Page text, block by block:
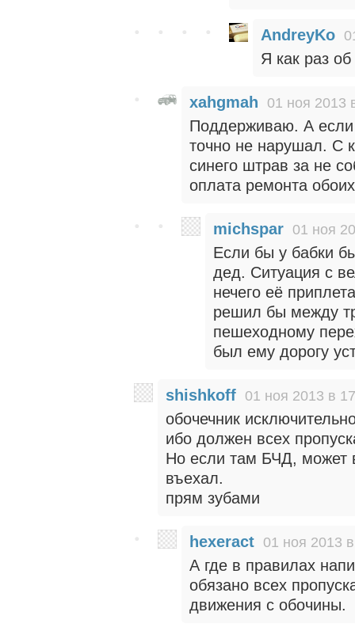
AndreyKo
Я как раз
xahgmah 01 ноя 2013
Поддерживаю. А если
точно не нарушал. С
синего штрав за не
оплата ремонта
michspar 01 ноя
Если бы у бабки
дед. Ситуация с
нечего её
решил бы между
пешеходному
был ему дорогу
shishkoff 01 ноя 2013 в
обочечник
ибо должен всех
Но если там БЧД, может
въехал.
прям зубами
hexeract 01 ноя 2013
А где в правилах
обязано всех
движения с обочины.